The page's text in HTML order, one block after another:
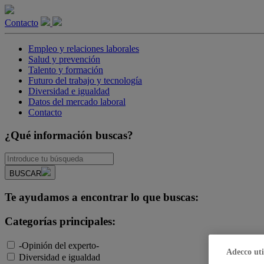
Contacto
Empleo y relaciones laborales
Salud y prevención
Talento y formación
Futuro del trabajo y tecnología
Diversidad e igualdad
Datos del mercado laboral
Contacto
¿Qué información buscas?
BUSCAR
Te ayudamos a encontrar lo que buscas:
Categorías principales:
-Opinión del experto-
Diversidad e igualdad
Adecco